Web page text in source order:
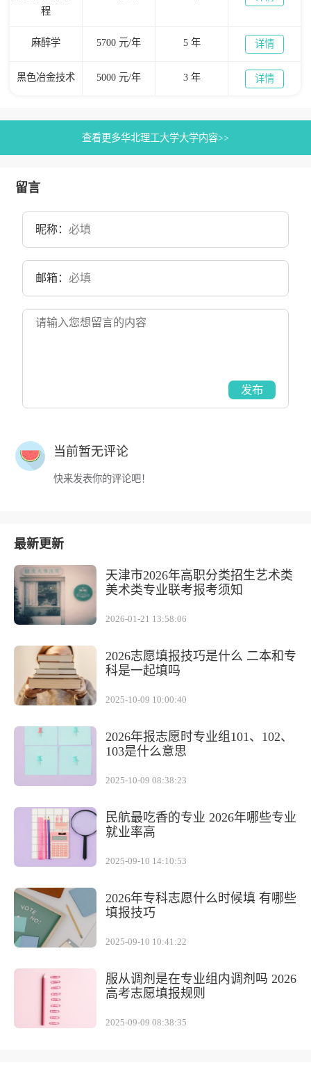
程
麻醉学 5700 元/年 5 年 详情
黑色冶金技术 5000 元/年 3 年 详情
查看更多华北理工大学大学内容>>
留言
昵称：
邮箱：
发布
当前暂无评论
快来发表你的评论吧！
最新更新
天津市2026年高职分类招生艺术类
美术类专业联考报考须知
2026-01-21 13:58:06
2026志愿填报技巧是什么 二本和专
科是一起填吗
2025-10-09 10:00:40
2026年报志愿时专业组101、102、
103是什么意思
2025-10-09 08:38:23
民航最吃香的专业 2026年哪些专业
就业率高
2025-09-10 14:10:53
2026年专科志愿什么时候填 有哪些
填报技巧
2025-09-10 10:41:22
服从调剂是在专业组内调剂吗 2026
高考志愿填报规则
2025-09-09 08:38:35